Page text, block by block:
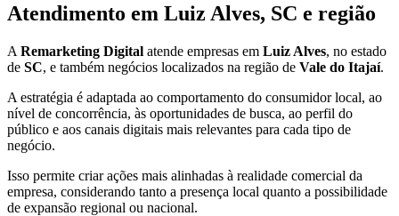
Atendimento em Luiz Alves, SC e região
A Remarketing Digital atende empresas em Luiz Alves, no estado
de SC, e também negócios localizados na região de Vale do Itajaí.
A estratégia é adaptada ao comportamento do consumidor local, ao
nível de concorrência, às oportunidades de busca, ao perfil do
público e aos canais digitais mais relevantes para cada tipo de
negócio.
Isso permite criar ações mais alinhadas à realidade comercial da
empresa, considerando tanto a presença local quanto a possibilidade
de expansão regional ou nacional.